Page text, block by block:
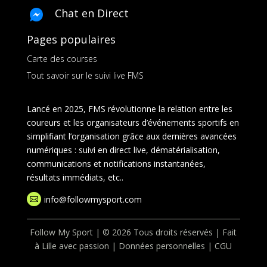
Chat en Direct
Pages populaires
Carte des courses
Tout savoir sur le suivi live FMS
Lancé en 2025, FMS révolutionne la relation entre les
coureurs et les organisateurs d’événements sportifs en
simplifiant l’organisation grâce aux dernières avancées
numériques : suivi en direct live, dématérialisation,
communications et notifications instantanées,
résultats immédiats, etc..
 info@followmysport.com
Follow My Sport | © 2026 Tous droits réservés | Fait
à Lille avec passion | Données personnelles |CGU